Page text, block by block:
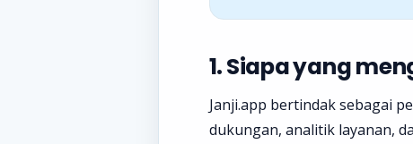
1. Siapa yang
Janji.app bertindak sebagai
dukungan, analitik layanan,